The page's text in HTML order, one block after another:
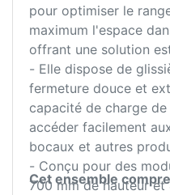
pour optimiser le
maximum l'espace
offrant une solution
- Elle dispose de
fermeture douce et
capacité de charge
accéder facilement
bocaux et autres
- Conçu pour des
700 mm de hauteur
Cet ensemble